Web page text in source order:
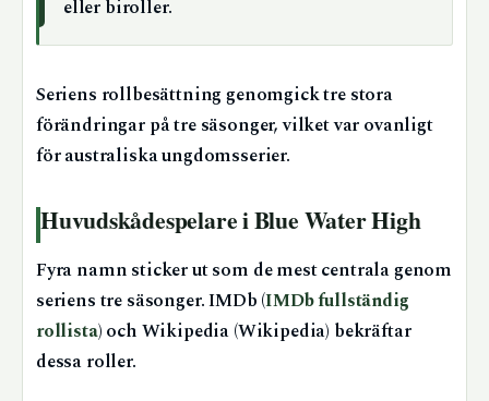
eller biroller.
Seriens rollbesättning genomgick tre stora
förändringar på tre säsonger, vilket var ovanligt
för australiska ungdomsserier.
Huvudskådespelare i Blue Water High
Fyra namn sticker ut som de mest centrala genom
seriens tre säsonger. IMDb (IMDb fullständig
rollista) och Wikipedia (Wikipedia) bekräftar
dessa roller.